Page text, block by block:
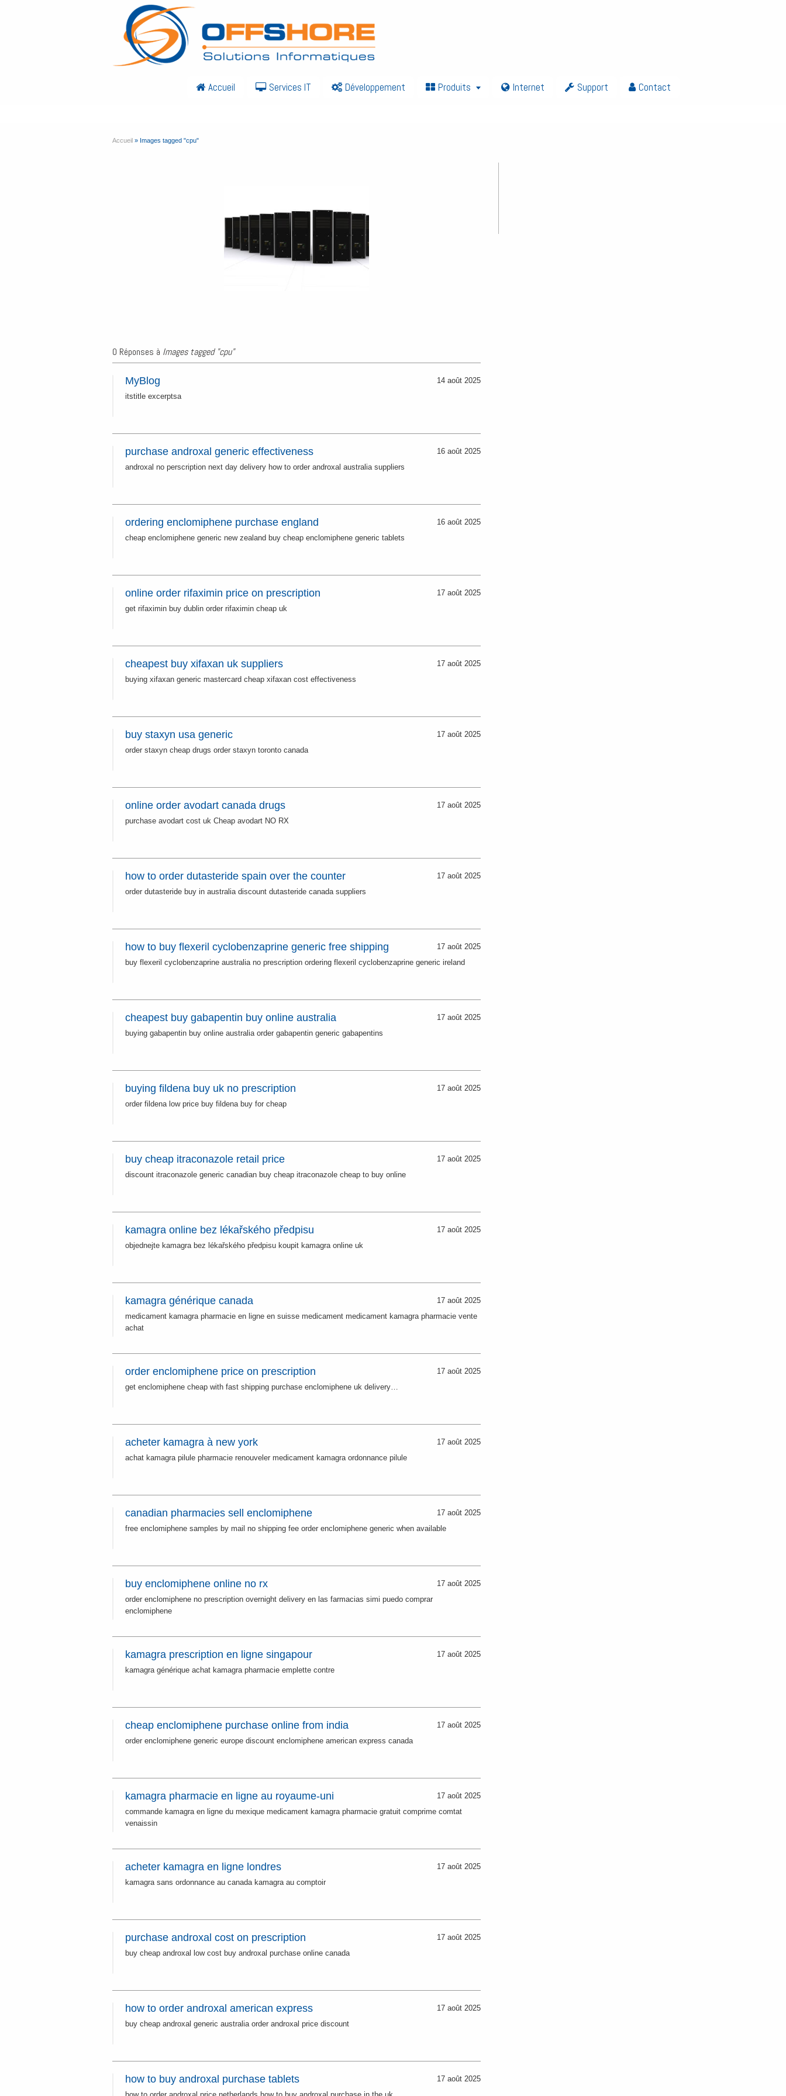
Accueil Services IT Développement Produits Internet Support Contact
Accueil » Images tagged "cpu"
0 Réponses à Images tagged "cpu"
MyBlog
14 août 2025
itstitle excerptsa
purchase androxal generic effectiveness
16 août 2025
androxal no perscription next day delivery how to order androxal australia suppliers
ordering enclomiphene purchase england
16 août 2025
cheap enclomiphene generic new zealand buy cheap enclomiphene generic tablets
online order rifaximin price on prescription
17 août 2025
get rifaximin buy dublin order rifaximin cheap uk
cheapest buy xifaxan uk suppliers
17 août 2025
buying xifaxan generic mastercard cheap xifaxan cost effectiveness
buy staxyn usa generic
17 août 2025
order staxyn cheap drugs order staxyn toronto canada
online order avodart canada drugs
17 août 2025
purchase avodart cost uk Cheap avodart NO RX
how to order dutasteride spain over the counter
17 août 2025
order dutasteride buy in australia discount dutasteride canada suppliers
how to buy flexeril cyclobenzaprine generic free shipping
17 août 2025
buy flexeril cyclobenzaprine australia no prescription ordering flexeril cyclobenzaprine generic ireland
cheapest buy gabapentin buy online australia
17 août 2025
buying gabapentin buy online australia order gabapentin generic gabapentins
buying fildena buy uk no prescription
17 août 2025
order fildena low price buy fildena buy for cheap
buy cheap itraconazole retail price
17 août 2025
discount itraconazole generic canadian buy cheap itraconazole cheap to buy online
kamagra online bez lékařského předpisu
17 août 2025
objednejte kamagra bez lékařského předpisu koupit kamagra online uk
kamagra générique canada
17 août 2025
medicament kamagra pharmacie en ligne en suisse medicament medicament kamagra pharmacie vente
achat
order enclomiphene price on prescription
17 août 2025
get enclomiphene cheap with fast shipping purchase enclomiphene uk delivery…
acheter kamagra à new york
17 août 2025
achat kamagra pilule pharmacie renouveler medicament kamagra ordonnance pilule
canadian pharmacies sell enclomiphene
17 août 2025
free enclomiphene samples by mail no shipping fee order enclomiphene generic when available
buy enclomiphene online no rx
17 août 2025
order enclomiphene no prescription overnight delivery en las farmacias simi puedo comprar
enclomiphene
kamagra prescription en ligne singapour
17 août 2025
kamagra générique achat kamagra pharmacie emplette contre
cheap enclomiphene purchase online from india
17 août 2025
order enclomiphene generic europe discount enclomiphene american express canada
kamagra pharmacie en ligne au royaume-uni
17 août 2025
commande kamagra en ligne du mexique medicament kamagra pharmacie gratuit comprime comtat
venaissin
acheter kamagra en ligne londres
17 août 2025
kamagra sans ordonnance au canada kamagra au comptoir
purchase androxal cost on prescription
17 août 2025
buy cheap androxal low cost buy androxal purchase online canada
how to order androxal american express
17 août 2025
buy cheap androxal generic australia order androxal price discount
how to buy androxal purchase tablets
17 août 2025